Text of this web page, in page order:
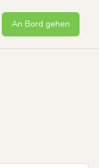
An Bord gehen